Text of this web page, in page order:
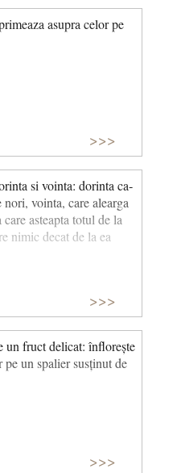
asupra celor pe
>>>
si vointa: dorinta ca­
vointa, care alearga
asteapta totul de la
nimic decat de la ea
>>>
un fruct delicat: înflorește
pe un spalier susținut de
>>>